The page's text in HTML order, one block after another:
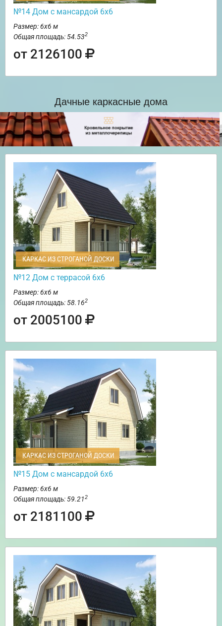
№14 Дом с мансардой 6х6
Размер: 6х6 м
Общая площадь: 54.532
от 2126100
Дачные каркасные дома
КАРКАС ИЗ СТРОГАНОЙ ДОСКИ
№12 Дом с террасой 6х6
Размер: 6х6 м
Общая площадь: 58.162
от 2005100
КАРКАС ИЗ СТРОГАНОЙ ДОСКИ
№15 Дом с мансардой 6х6
Размер: 6х6 м
Общая площадь: 59.212
от 2181100